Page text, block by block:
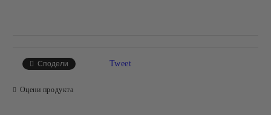
Сподели Tweet
Оцени продукта